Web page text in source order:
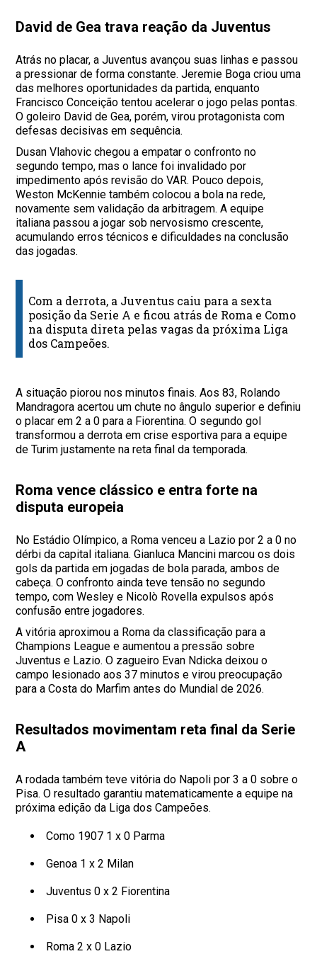
David de Gea trava reação da Juventus
Atrás no placar, a Juventus avançou suas linhas e passou
a pressionar de forma constante. Jeremie Boga criou uma
das melhores oportunidades da partida, enquanto
Francisco Conceição tentou acelerar o jogo pelas pontas.
O goleiro David de Gea, porém, virou protagonista com
defesas decisivas em sequência.
Dusan Vlahovic chegou a empatar o confronto no
segundo tempo, mas o lance foi invalidado por
impedimento após revisão do VAR. Pouco depois,
Weston McKennie também colocou a bola na rede,
novamente sem validação da arbitragem. A equipe
italiana passou a jogar sob nervosismo crescente,
acumulando erros técnicos e dificuldades na conclusão
das jogadas.
Com a derrota, a Juventus caiu para a sexta
posição da Serie A e ficou atrás de Roma e Como
na disputa direta pelas vagas da próxima Liga
dos Campeões.
A situação piorou nos minutos finais. Aos 83, Rolando
Mandragora acertou um chute no ângulo superior e definiu
o placar em 2 a 0 para a Fiorentina. O segundo gol
transformou a derrota em crise esportiva para a equipe
de Turim justamente na reta final da temporada.
Roma vence clássico e entra forte na
disputa europeia
No Estádio Olímpico, a Roma venceu a Lazio por 2 a 0 no
dérbi da capital italiana. Gianluca Mancini marcou os dois
gols da partida em jogadas de bola parada, ambos de
cabeça. O confronto ainda teve tensão no segundo
tempo, com Wesley e Nicolò Rovella expulsos após
confusão entre jogadores.
A vitória aproximou a Roma da classificação para a
Champions League e aumentou a pressão sobre
Juventus e Lazio. O zagueiro Evan Ndicka deixou o
campo lesionado aos 37 minutos e virou preocupação
para a Costa do Marfim antes do Mundial de 2026.
Resultados movimentam reta final da Serie
A
A rodada também teve vitória do Napoli por 3 a 0 sobre o
Pisa. O resultado garantiu matematicamente a equipe na
próxima edição da Liga dos Campeões.
Como 1907 1 x 0 Parma
Genoa 1 x 2 Milan
Juventus 0 x 2 Fiorentina
Pisa 0 x 3 Napoli
Roma 2 x 0 Lazio